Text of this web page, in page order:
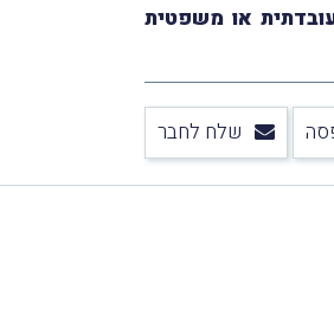
או משפטית
שלח לחבר